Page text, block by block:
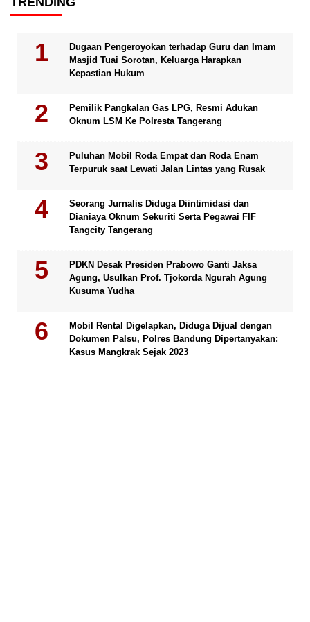
Dugaan Pengeroyokan terhadap Guru dan Imam
Masjid Tuai Sorotan, Keluarga Harapkan
Kepastian Hukum
Pemilik Pangkalan Gas LPG, Resmi Adukan
Oknum LSM Ke Polresta Tangerang
Puluhan Mobil Roda Empat dan Roda Enam
Terpuruk saat Lewati Jalan Lintas yang Rusak
Seorang Jurnalis Diduga Diintimidasi dan
Dianiaya Oknum Sekuriti Serta Pegawai FIF
Tangcity Tangerang
PDKN Desak Presiden Prabowo Ganti Jaksa
Agung, Usulkan Prof. Tjokorda Ngurah Agung
Kusuma Yudha
Mobil Rental Digelapkan, Diduga Dijual dengan
Dokumen Palsu, Polres Bandung Dipertanyakan:
Kasus Mangkrak Sejak 2023